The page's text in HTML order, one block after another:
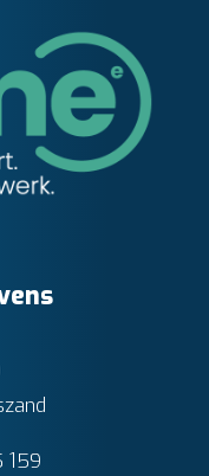
159